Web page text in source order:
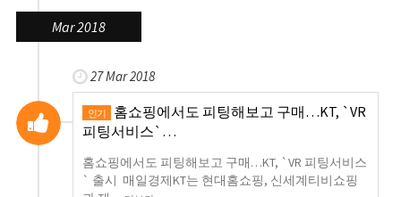
Mar 2018
27 Mar 2018
인기
홈쇼핑에서도 피팅해보고 구매…KT, `VR
피팅서비스`…
홈쇼핑에서도 피팅해보고 구매…KT, `VR 피팅서비스
` 출시 매일경제KT는 현대홈쇼핑, 신세계티비쇼핑